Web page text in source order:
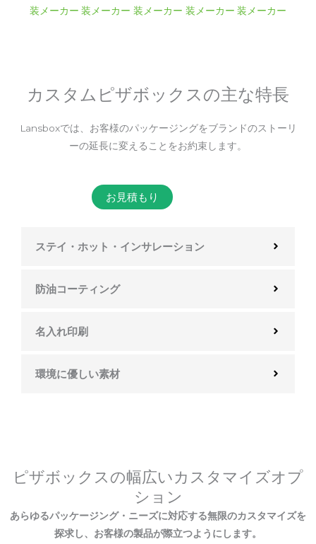
カスタムピザボックスの主な特長
Lansboxでは、お客様のパッケージングをブランドのストーリ
ーの延長に変えることをお約束します。
お見積もり
ステイ・ホット・インサレーション
防油コーティング
名入れ印刷
環境に優しい素材
ピザボックスの幅広いカスタマイズオプ
ション
あらゆるパッケージング・ニーズに対応する無限のカスタマイズを
探求し、お客様の製品が際立つようにします。